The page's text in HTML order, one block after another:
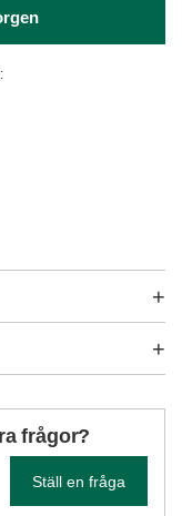
frågor?
Ställ en fråga